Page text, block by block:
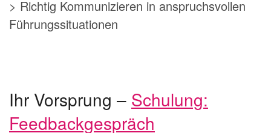
> Richtig Kommunizieren in anspruchsvollen
Führungssituationen
Ihr Vorsprung – Schulung:
Feedbackgespräch